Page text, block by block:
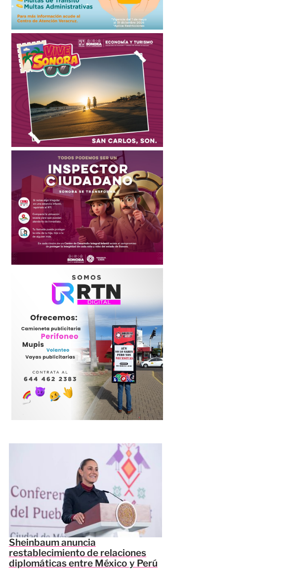
Sheinbaum anuncia
restablecimiento de relaciones
diplomáticas entre México y Perú